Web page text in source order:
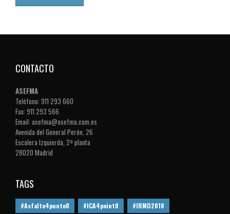
CONTACTO
ASEFMA
Teléfono: 911 293 660
Fax: 911 293 566
Email: asefma@asefma.com.es
Avenida del General Perón, 26
Escalera Izquierda, 2ª planta
28020 Madrid
TAGS
#Asfalto4punto0 #ICA4point0 #IRMD2018